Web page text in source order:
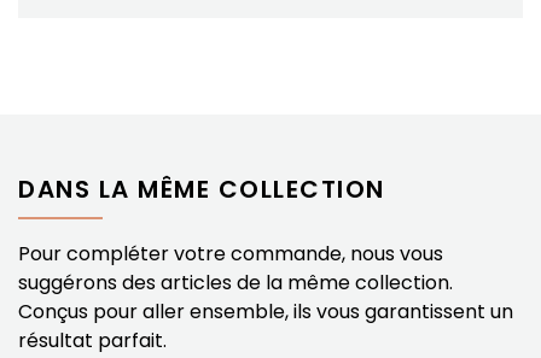
DANS LA MÊME COLLECTION
Pour compléter votre commande, nous vous
suggérons des articles de la même collection.
Conçus pour aller ensemble, ils vous garantissent un
résultat parfait.